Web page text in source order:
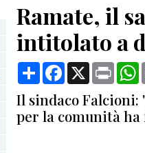
Ramate, il
intitolato a
CondividiFacebook
X Print
Il sindaco Falcioni:
per la comunità